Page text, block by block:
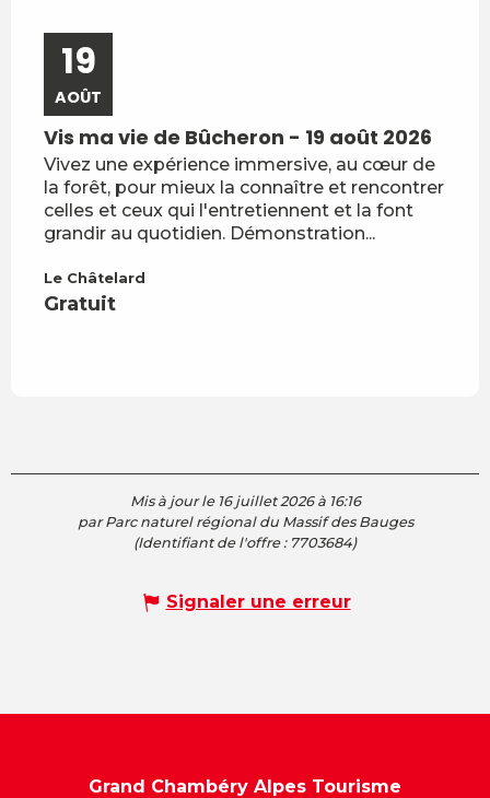
Gratuit
19
AOÛT
Vis ma vie de Bûcheron - 19 août 2026
Vivez une expérience immersive, au cœur de
la forêt, pour mieux la connaître et rencontrer
celles et ceux qui l'entretiennent et la font
grandir au quotidien. Démonstration...
Le Châtelard
Mis à jour le 16 juillet 2026 à 16:16
par Parc naturel régional du Massif des Bauges
(Identifiant de l'offre : 7703684)
Signaler une erreur
Grand Chambéry Alpes Tourisme